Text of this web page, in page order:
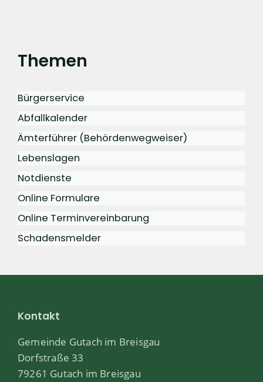
Themen
Bürgerservice
Abfallkalender
Ämterführer (Behördenwegweiser)
Lebenslagen
Notdienste
Online Formulare
Online Terminvereinbarung
Schadensmelder
Kontakt
Gemeinde Gutach im Breisgau
Dorfstraße 33
79261 Gutach im Breisgau